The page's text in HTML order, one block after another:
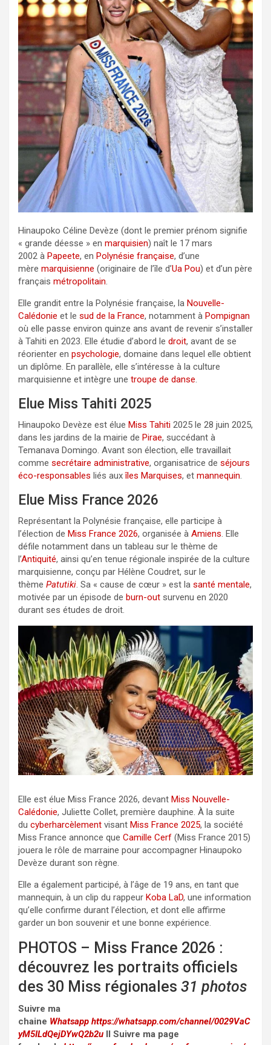
Hinaupoko Céline Devèze (dont le premier prénom signifie
« grande déesse » en marquisien) naît le 17 mars
2002 à Papeete, en Polynésie française, d’une
mère marquisienne (originaire de l’île d’Ua Pou) et d’un père
français métropolitain.
Elle grandit entre la Polynésie française, la Nouvelle-
Calédonie et le sud de la France, notamment à Pompignan
où elle passe environ quinze ans avant de revenir s’installer
à Tahiti en 2023. Elle étudie d’abord le droit, avant de se
réorienter en psychologie, domaine dans lequel elle obtient
un diplôme. En parallèle, elle s’intéresse à la culture
marquisienne et intègre une troupe de danse.
Elue Miss Tahiti 2025
Hinaupoko Devèze est élue Miss Tahiti 2025 le 28 juin 2025,
dans les jardins de la mairie de Pirae, succédant à
Temanava Domingo. Avant son élection, elle travaillait
comme secrétaire administrative, organisatrice de séjours
éco-responsables liés auxîles Marquises, et mannequin.
Elue Miss France 2026
Représentant la Polynésie française, elle participe à
l’élection de Miss France 2026, organisée à Amiens. Elle
défile notamment dans un tableau sur le thème de
l’Antiquité, ainsi qu’en tenue régionale inspirée de la culture
marquisienne, conçu par Hélène Coudret, sur le
thème Patutiki. Sa « cause de cœur » est la santé mentale,
motivée par un épisode de burn-out survenu en 2020
durant ses études de droit.
Elle est élue Miss France 2026, devant Miss Nouvelle-
Calédonie, Juliette Collet, première dauphine. À la suite
du cyberharcèlement visant Miss France 2025, la société
Miss France annonce que Camille Cerf (Miss France 2015)
jouera le rôle de marraine pour accompagner Hinaupoko
Devèze durant son règne.
Elle a également participé, à l’âge de 19 ans, en tant que
mannequin, à un clip du rappeur Koba LaD, une information
qu’elle confirme durant l’élection, et dont elle affirme
garder un bon souvenir et une bonne expérience.
PHOTOS – Miss France 2026 :
découvrez les portraits officiels
des 30 Miss régionales 31 photos
Suivre ma
chaine Whatsapp https://whatsapp.com/channel/0029VaC
yM5ILdQejDYwQ2b2u II Suivre ma page